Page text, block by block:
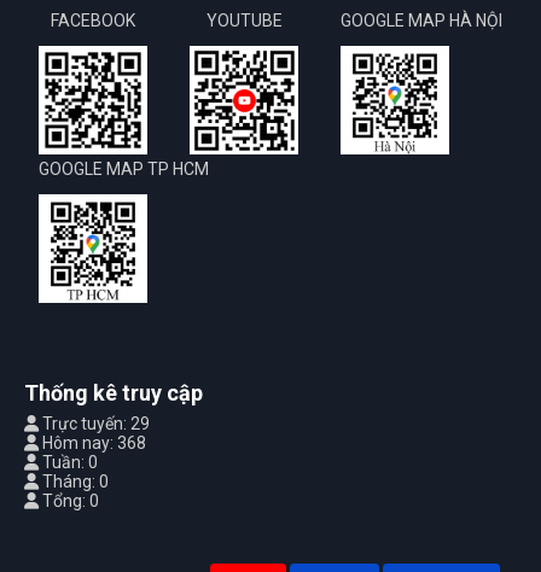
FACEBOOK YOUTUBE GOOGLE MAP HÀ NỘI
GOOGLE MAP TP HCM
Thống kê truy cập
Trực tuyến: 29
Hôm nay: 368
Tuần: 0
Tháng: 0
Tổng: 0